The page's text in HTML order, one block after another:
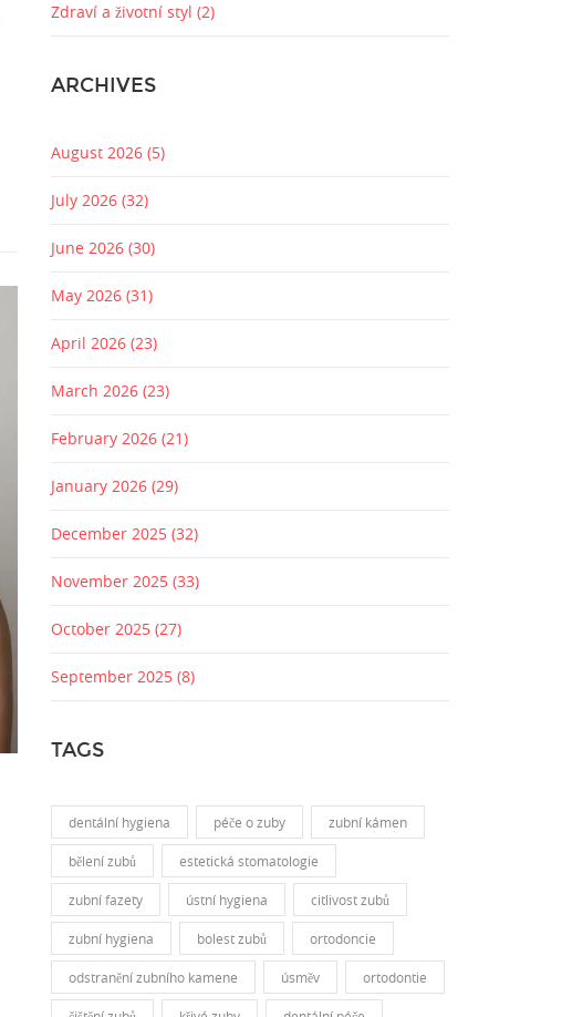
Zdraví a životní styl (2)
ARCHIVES
August 2026 (5)
July 2026 (32)
June 2026 (30)
May 2026 (31)
April 2026 (23)
March 2026 (23)
February 2026 (21)
January 2026 (29)
December 2025 (32)
November 2025 (33)
October 2025 (27)
September 2025 (8)
TAGS
dentální hygiena péče o zuby zubní kámen
bělení zubů estetická stomatologie
zubní fazety ústní hygiena citlivost zubů
zubní hygiena bolest zubů ortodoncie
odstranění zubního kamene úsměv ortodontie